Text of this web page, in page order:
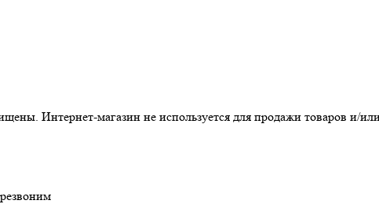
Интернет-магазин не используется для продажи товаров и/или